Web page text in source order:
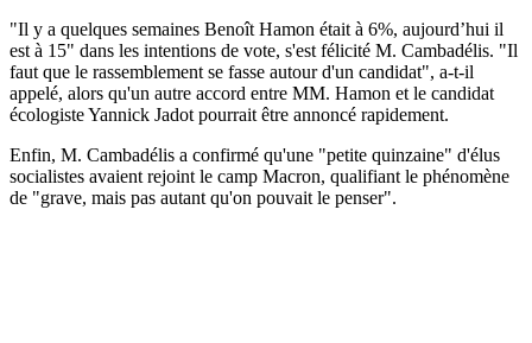
"Il y a quelques semaines Benoît Hamon était à 6%, aujourd’hui il
est à 15" dans les intentions de vote, s'est félicité M. Cambadélis. "Il
faut que le rassemblement se fasse autour d'un candidat", a-t-il
appelé, alors qu'un autre accord entre MM. Hamon et le candidat
écologiste Yannick Jadot pourrait être annoncé rapidement.
Enfin, M. Cambadélis a confirmé qu'une "petite quinzaine" d'élus
socialistes avaient rejoint le camp Macron, qualifiant le phénomène
de "grave, mais pas autant qu'on pouvait le penser".